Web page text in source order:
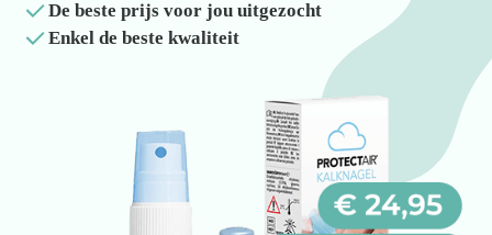
De beste prijs voor jou uitgezocht
Enkel de beste kwaliteit